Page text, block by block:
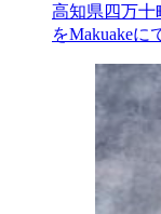
高知県四万十
をMakuakeに